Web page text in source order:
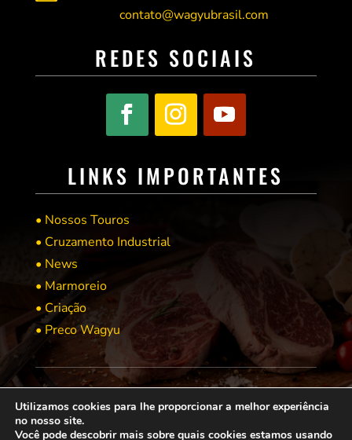
contato@wagyubrasil.com
REDES SOCIAIS
LINKS IMPORTANTES
• Nossos Touros
• Cruzamento Industrial
• News
• Marmoreio
• Criação
• Preco Wagyu
Utilizamos cookies para lhe proporcionar a melhor experiência
no nosso site.
Você pode descobrir mais sobre quais cookies estamos usando